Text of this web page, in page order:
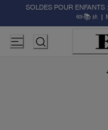
SOLDES POUR
✏️📚🚸 |